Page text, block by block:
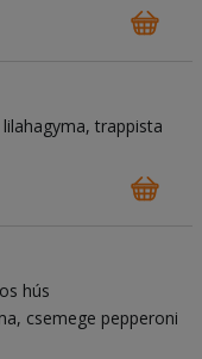
lilahagyma trappista
hús
csemege pepperoni